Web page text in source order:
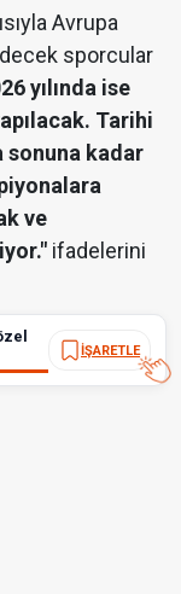
Avrupa
sporcular
yılında ise
Tarihi
sonuna kadar
ve
ifadelerini
İŞARETLE